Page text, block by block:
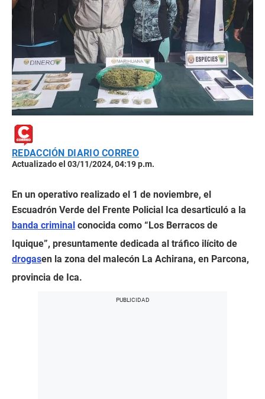
REDACCIÓN DIARIO CORREO
Actualizado el 03/11/2024, 04:19 p.m.
En un operativo realizado el 1 de noviembre, el
Escuadrón Verde del Frente Policial Ica desarticuló a la
banda criminal conocida como “Los Berracos de
Iquique”, presuntamente dedicada al tráfico ilícito de
drogasen la zona del malecón La Achirana, en Parcona,
provincia de Ica.